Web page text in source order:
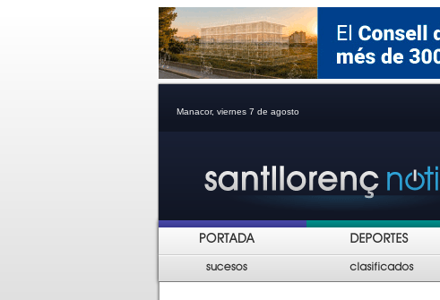
Manacor, viernes 7 de agosto